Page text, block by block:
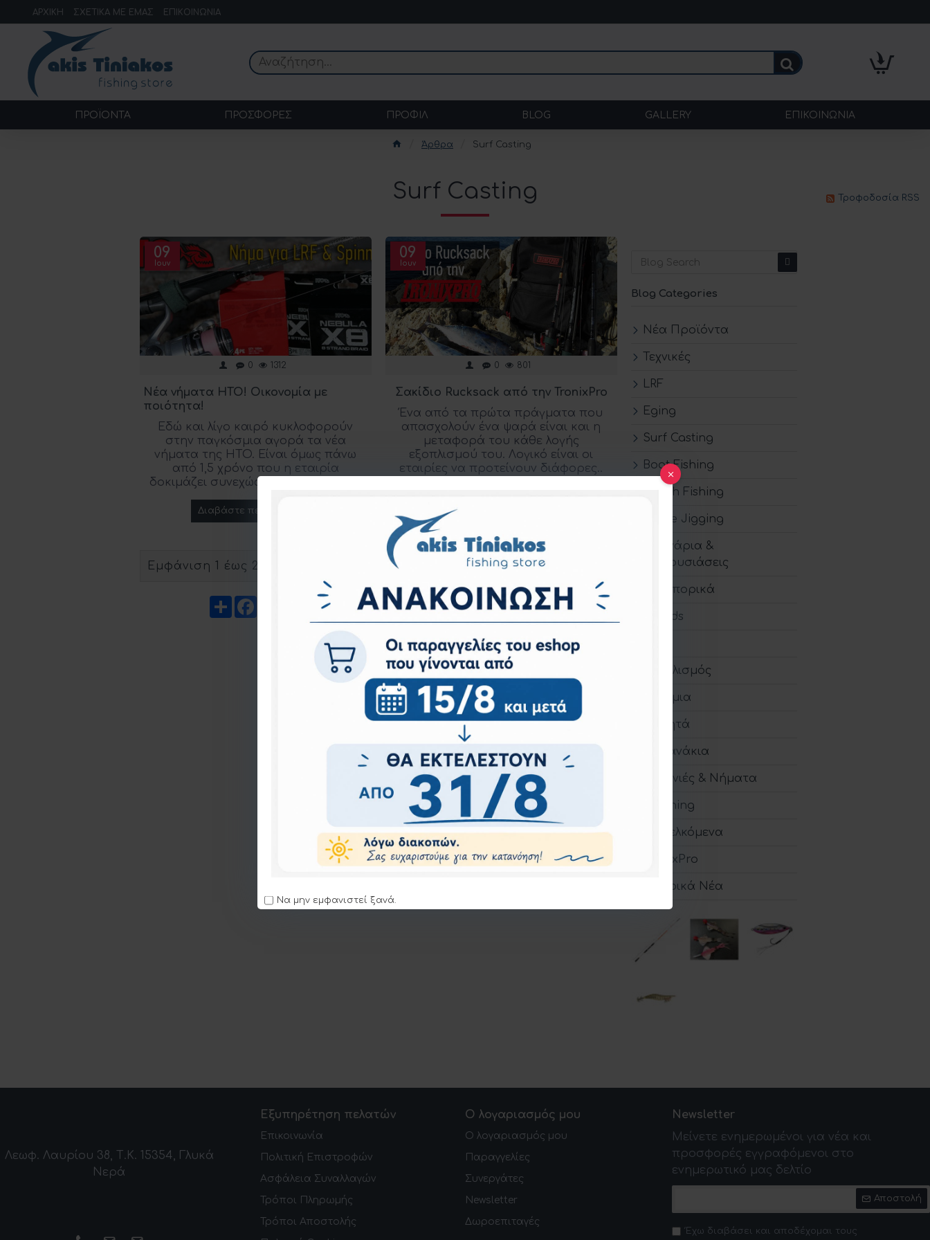
Να μην εμφανιστεί ξανά.
ΑΡΧΙΚΉ ΣΧΕΤΙΚΆ ΜΕ ΕΜΆΣ ΕΠΙΚΟΙΝΩΝΊΑ
ΠΡΟΪΌΝΤΑ ΠΡΟΣΦΟΡΈΣ ΠΡΟΦΊΛ BLOG GALLERY ΕΠΙΚΟΙΝΩΝΊΑ
Άρθρα Surf Casting
Surf Casting Τροφοδοσία RSS
09
Ιουν
0 1312
Νέα νήματα ΗΤΟ! Οικονομία με
ποιότητα!
Εδώ και λίγο καιρό κυκλοφορούν
στην παγκόσμια αγορά τα νέα
νήματα της HTO. Είναι όμως πάνω
από 1,5 χρόνο που η εταιρία
δοκιμάζει συνεχώς διάφορα νήματ..
Διαβάστε περισσότερα
09
Ιουν
0 801
Σακίδιο Rucksack από την TronixPro
Ένα από τα πρώτα πράγματα που
απασχολούν ένα ψαρά είναι και η
μεταφορά του κάθε λογής
εξοπλισμού του. Λογικό είναι οι
εταιρίες να προτείνουν διάφορες..
Διαβάστε περισσότερα
Εμφάνιση 1 έως 2 από 2 (1 Σελ.)
ShareFacebook PinterestWhatsApp
Email
Blog Categories
Νέα Προϊόντα
Τεχνικές
LRF
Eging
Surf Casting
Boat Fishing
Match Fishing
Shore Jigging
Σεμινάρια &
Παρουσιάσεις
Οδοιπορικά
Brands
Εξοπλισμός
Καλάμια
Τεχνητά
Μηχανάκια
Πετονιές & Νήματα
Spinning
Παρελκόμενα
TronixPro
Εταιρικά Νέα
Λεωφ. Λαυρίου 38, Τ.Κ. 15354, Γλυκά
Νερά
Εξυπηρέτηση πελατών
Επικοινωνία
Πολιτική Επιστροφών
Ασφάλεια Συναλλαγών
Τρόποι Πληρωμής
Τρόποι Αποστολής
Ο λογαριασμός μου
Ο λογαριασμός μου
Παραγγελίες
Συνεργάτες
Newsletter
Δωροεπιταγές
Newsletter
Μείνετε ενημερωμένοι για νέα και
προσφορές εγγραφόμενοι στο
ενημερωτικό μας δελτίο
Αποστολή
Έχω διαβάσει και αποδέχομαι τους